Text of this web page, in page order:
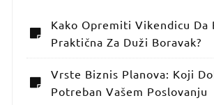
Kako Opremiti Vikendicu Da
Praktična Za Duži Boravak?
Vrste Biznis Planova: Koji
Potreban Vašem Poslovanju